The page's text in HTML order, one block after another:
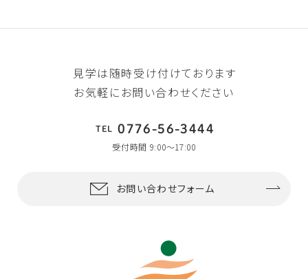
見学は随時受け付けております
お気軽にお問い合わせください
TEL 0776-56-3444
受付時間 9:00〜17:00
お問い合わせフォーム